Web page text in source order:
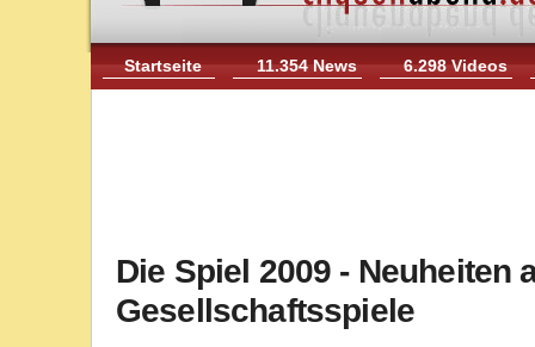
Startseite 11.354 News 6.298 Videos
Die Spiel 2009 - Neuheiten
Gesellschaftsspiele